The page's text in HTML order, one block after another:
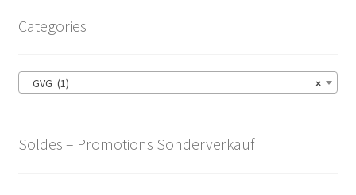
Categories
×
GVG (1)
Soldes – Promotions Sonderverkauf